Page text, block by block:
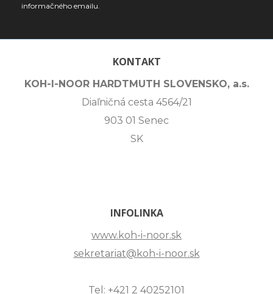
informačného emailu.
KONTAKT
KOH-I-NOOR HARDTMUTH SLOVENSKO, a.s.
Diaľničná cesta 4564/21
903 01 Senec
SK
INFOLINKA
www.koh-i-noor.sk
sekretariat@koh-i-noor.sk
Tel: +421 2 40252101